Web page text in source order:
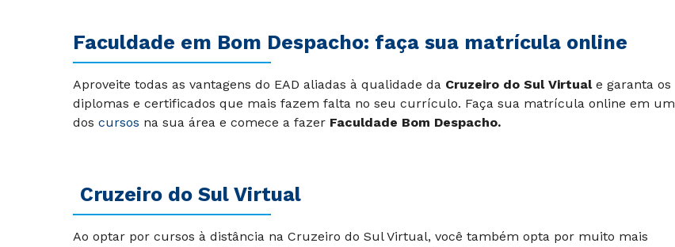
Faculdade em Bom Despacho: faça sua matrícula online
Aproveite todas as vantagens do EAD aliadas à qualidade da Cruzeiro do Sul Virtuale garanta os
diplomas e certificados que mais fazem falta no seu currículo. Faça sua matrícula online em um
dos cursos na sua área e comece a fazer Faculdade Bom Despacho.
Cruzeiro do Sul Virtual
Ao optar por cursos à distância na Cruzeiro do Sul Virtual, você também opta por muito mais